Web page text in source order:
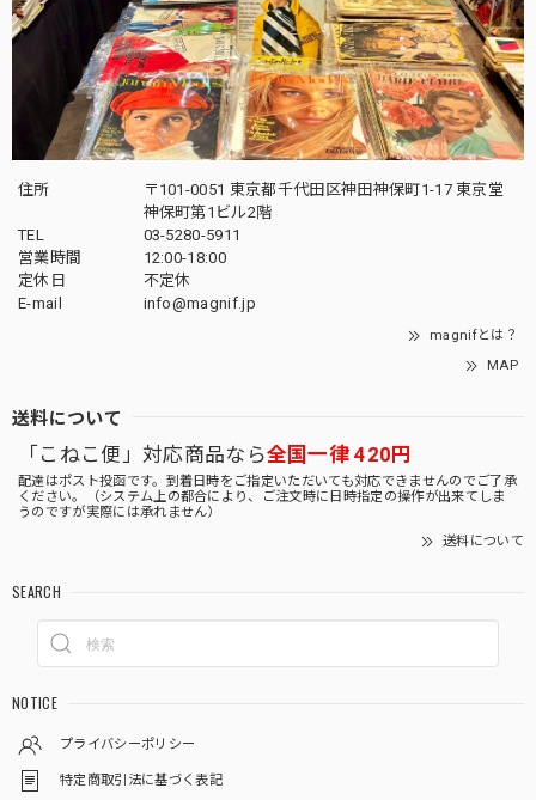
住所
〒101-0051 東京都千代田区神田神保町1-17 東京堂
神保町第1ビル2階
TEL
03-5280-5911
営業時間
12:00-18:00
定休日
不定休
E-mail
info@magnif.jp
magnifとは？
MAP
送料について
「こねこ便」対応商品なら全国一律 420円
配達はポスト投函です。到着日時をご指定いただいても対応できませんのでご了承
ください。（システム上の都合により、ご注文時に日時指定の操作が出来てしま
うのですが実際には承れません）
送料について
SEARCH
NOTICE
プライバシーポリシー
特定商取引法に基づく表記